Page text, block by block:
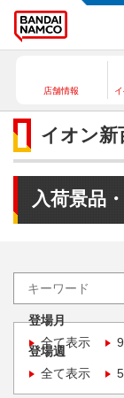
店舗情報
イオン新
入荷景品
登場月
全て表示
登場週
全て表示